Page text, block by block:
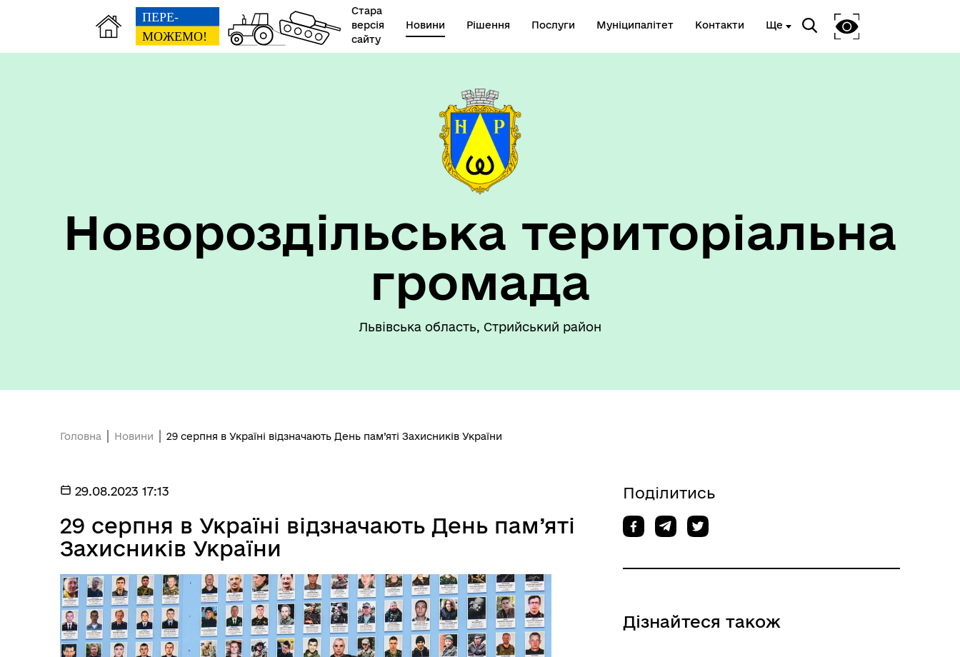
Стара
версія
сайту
Новини Рішення Послуги Муніципалітет Контакти Ще
Контакти та розпорядок
НОВОРОЗДІЛЬСЬКОЇ
ТЕРИТОРІАЛЬНОЇ ГРОМАДИ
Діяльність
"Воєнний ( Надзвичайний)
Новороздільська територіальна
громада
Львівська область, Стрийський район
Головна Новини 29 серпня в Україні відзначають День пам’яті Захисників України
29.08.2023 17:13
29 серпня в Україні відзначають День пам’яті
Захисників України
Поділитись
Дізнайтеся також